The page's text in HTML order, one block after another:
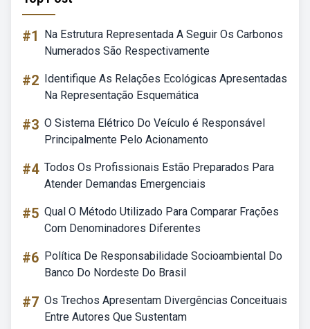
#1
Na Estrutura Representada A Seguir Os Carbonos
Numerados São Respectivamente
#2 Identifique As Relações Ecológicas Apresentadas
Na Representação Esquemática
#3 O Sistema Elétrico Do Veículo é Responsável
Principalmente Pelo Acionamento
#4 Todos Os Profissionais Estão Preparados Para
Atender Demandas Emergenciais
#5 Qual O Método Utilizado Para Comparar Frações
Com Denominadores Diferentes
#6 Política De Responsabilidade Socioambiental Do
Banco Do Nordeste Do Brasil
#7 Os Trechos Apresentam Divergências Conceituais
Entre Autores Que Sustentam